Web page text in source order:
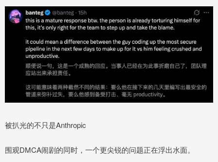
被扒光的不只是Anthropic
围观DMCA闹剧的同时，一个更尖锐的问题正在浮出水面。